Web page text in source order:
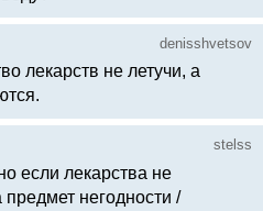
denisshvetsov
лекарств не летучи, а
stelss
если лекарства не
негодности /